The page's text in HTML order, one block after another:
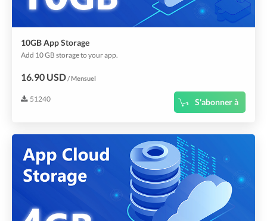
10GB App Storage
Add 10 GB storage to your app.
16.90 USD/ Mensuel
51240 S'abonner à